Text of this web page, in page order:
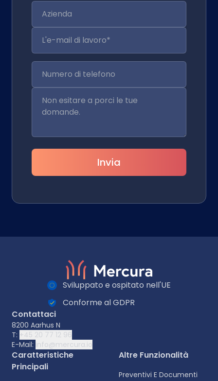
Invia
Sviluppato e ospitato nell'UE
Conforme al GDPR
Contattaci
8200 Aarhus N
T: +45 20 77 12 96
E-Mail: info@mercura.io
Caratteristiche
Principali
Altre Funzionalità
Preventivi E Documenti